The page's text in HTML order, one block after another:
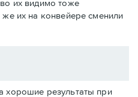
их видимо тоже
их на конвейере сменили
хорошие результаты при